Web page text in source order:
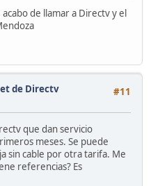
de llamar a Directv y el
#11
de Directv
que dan servicio
meses. Se puede
sin cable por otra tarifa. Me
referencias? Es